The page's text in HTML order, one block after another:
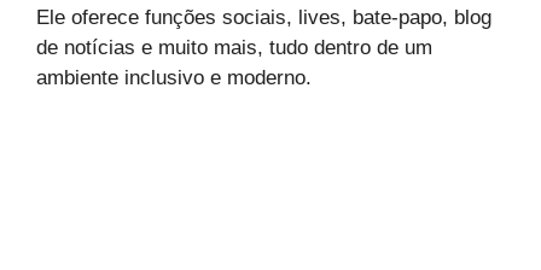
Ele oferece funções sociais, lives, bate-papo, blog
de notícias e muito mais, tudo dentro de um
ambiente inclusivo e moderno.